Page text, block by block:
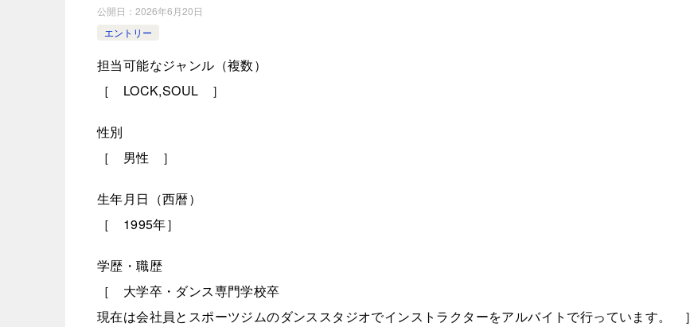
公開日： 2026年6月20日
エントリー
担当可能なジャンル（複数）
［ LOCK,SOUL ］
性別
［ 男性 ］
生年月日（西暦）
［ 1995年］
学歴・職歴
［ 大学卒・ダンス専門学校卒
現在は会社員とスポーツジムのダンススタジオでインストラクターをアルバイトで行っています。 ］